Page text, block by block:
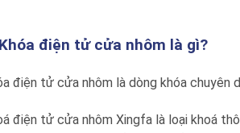
điện tử cửa nhôm là gì?
điện tử cửa nhôm là dòng khóa
điện tử cửa nhôm Xingfa là loại khoá